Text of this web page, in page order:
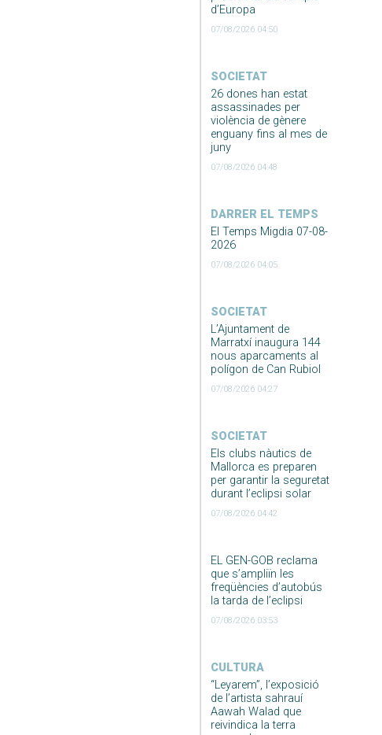
d’Europa
07/08/2026 04:50
SOCIETAT
26 dones han estat
assassinades per
violència de gènere
enguany fins al mes de
juny
07/08/2026 04:48
DARRER EL TEMPS
El Temps Migdia 07-08-
2026
07/08/2026 04:05
SOCIETAT
L’Ajuntament de
Marratxí inaugura 144
nous aparcaments al
polígon de Can Rubiol
07/08/2026 04:27
SOCIETAT
Els clubs nàutics de
Mallorca es preparen
per garantir la seguretat
durant l’eclipsi solar
07/08/2026 04:42
EL GEN-GOB reclama
que s’ampliïn les
freqüències d’autobús
la tarda de l’eclipsi
07/08/2026 03:53
CULTURA
“Leyarem”, l’exposició
de l’artista sahrauí
Aawah Walad que
reivindica la terra